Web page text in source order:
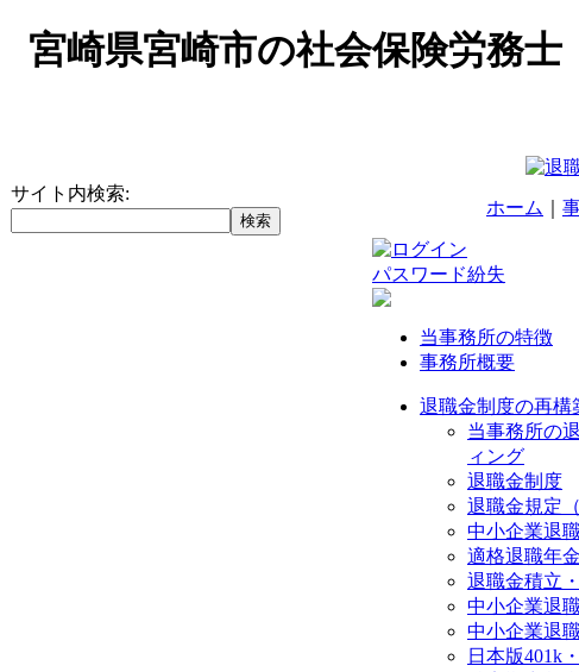
宮崎県宮崎市の社会保険労務
サイト内検索:
ホーム
パスワード紛失
当事務所の特徴
事務所概要
退職金制度の再構
当事務所の
ィング
退職金制度
退職金規定（
中小企業退
適格退職年
退職金積立
中小企業退
中小企業退
日本版401k